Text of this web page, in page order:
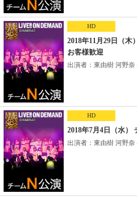
HD
2018年11月29日（木
お客様歓迎
出演者：東由樹 河野奈
HD
2018年7月4日（水）
出演者：東由樹 河野奈